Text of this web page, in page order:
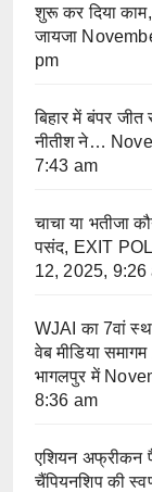
शुरू कर दिया
जायजा
pm
बिहार में बंपर
नीतीश ने…
7:43 am
चाचा या भतीजा
पसंद, EXIT
12, 2025, 9:26
WJAI का 7वां
वेब मीडिया
भागलपुर में
8:36 am
एशियन अफ्रीकन
चैंपियनशिप की